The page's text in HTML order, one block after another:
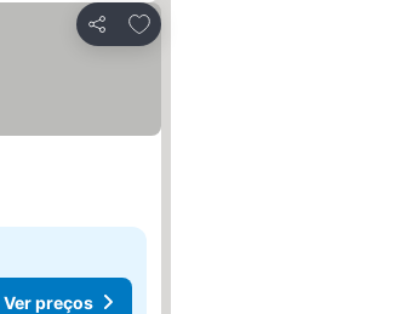
Partilhar
Adicionar aos favoritos
Ver preços